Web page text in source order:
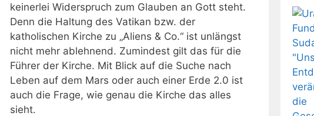
keinerlei Widerspruch zum Glauben an Gott steht.
Denn die Haltung des Vatikan bzw. der
katholischen Kirche zu „Aliens & Co.“ ist unlängst
nicht mehr ablehnend. Zumindest gilt das für die
Führer der Kirche. Mit Blick auf die Suche nach
Leben auf dem Mars oder auch einer Erde 2.0 ist
auch die Frage, wie genau die Kirche das alles
sieht.